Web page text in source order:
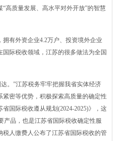
高质量发展、高水平对外开放”的智慧
有外资企业4.2万户、投资境外企业
际税收领域，江苏的很多做法为全国
”江苏税务牢牢把握我省实体经济
密等优势，积极探索高质量的确定性
国际税收遵从规划(2024-2025)》，这
产品，也是江苏省国际税收确定性服
人缴费人公布了江苏省国际税收的管